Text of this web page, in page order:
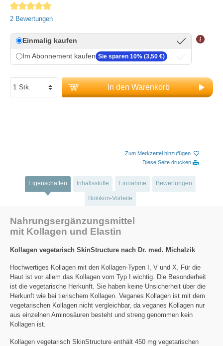
Durchschnittliche Bewertung von 5 von 5 Sternen
2 Bewertungen
Einmalig kaufen
Im Abonnement kaufen Sie sparen 10% (3,50 €)
In den Warenkorb
Zum Merkzettel hinzufügen
Diese Seite drucken
Eigenschaften Inhaltsstoffe Einnahme Bewertungen
Biotikon-Vorteile
Nahrungsergänzungsmittel
mit Kollagen und Elastin
Kollagen vegetarisch SkinStructure nach Dr. med. Michalzik
Hochwertiges Kollagen mit den Kollagen-Typen I, V und X. Für die
Haut ist vor allem das Kollagen vom Typ I wichtig. Die Besonderheit
ist die vegetarische Herkunft. Sie haben keine Unsicherheit über die
Herkunft wie bei tierischem Kollagen. Veganes Kollagen ist mit dem
vegetarischen Kollagen nicht vergleichbar, da veganes Kollagen nur
aus einzelnen Aminosäuren besteht und streng genommen kein
Kollagen ist.
Kollagen vegetarisch SkinStructure enthält 450 mg vegetarischen